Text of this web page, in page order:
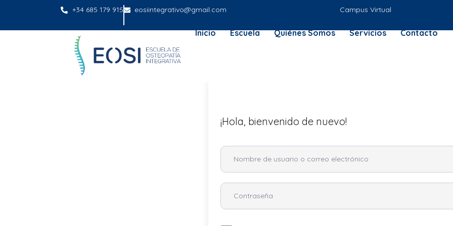
+34 685 179 915 eosiintegrativo@gmail.com Campus Virtual
Inicio Escuela Quiénes Somos Servicios Contacto
¡Hola, bienvenido de nuevo!